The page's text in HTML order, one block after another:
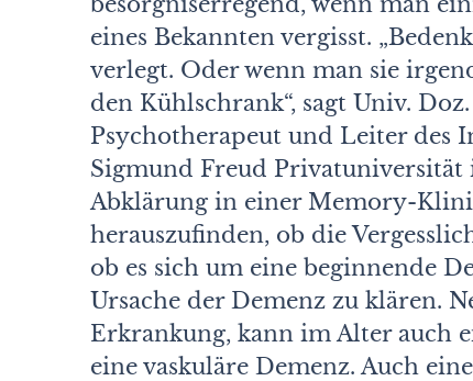
eines Bekannten vergisst.
verlegt. Oder wenn man sie
den Kühlschrank“, sagt Univ.
Psychotherapeut und Leiter des
Sigmund Freud
Abklärung in einer Memory-
herauszufinden, ob die
ob es sich um eine beginnende
Ursache der Demenz zu klären.
Erkrankung, kann im Alter auch
eine vaskuläre Demenz. Auch